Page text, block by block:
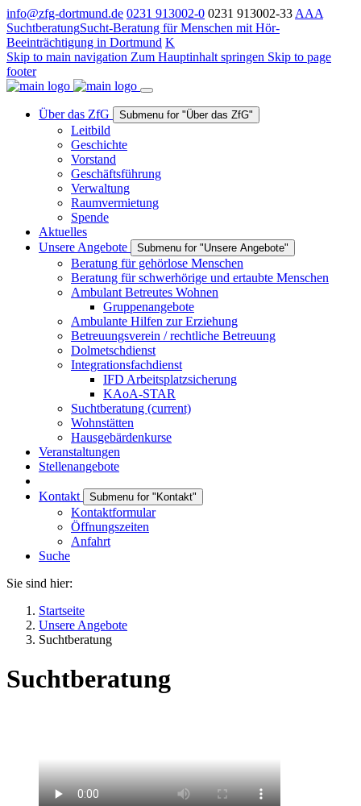
info@zfg-dortmund.de 0231 913002-0 0231 913002-33 AAA
SuchtberatungSucht-Beratung für Menschen mit Hör-
Beeinträchtigung in Dortmund K
Skip to main navigation Zum Hauptinhalt springen Skip to page
footer
Über das ZfG Submenu for "Über das ZfG"
Leitbild
Geschichte
Vorstand
Geschäftsführung
Verwaltung
Raumvermietung
Spende
Aktuelles
Unsere Angebote
Submenu for "Unsere Angebote"
Beratung für gehörlose Menschen
Beratung für schwerhörige und ertaubte Menschen
Ambulant Betreutes Wohnen
Gruppenangebote
Ambulante Hilfen zur Erziehung
Betreuungsverein / rechtliche Betreuung
Dolmetschdienst
Integrationsfachdienst
IFD Arbeitsplatzsicherung
KAoA-STAR
Suchtberatung (current)
Wohnstätten
Hausgebärdenkurse
Veranstaltungen
Stellenangebote
Kontakt Submenu for "Kontakt"
Kontaktformular
Öffnungszeiten
Anfahrt
Suche
Sie sind hier:
Startseite
Unsere Angebote
Suchtberatung
Suchtberatung